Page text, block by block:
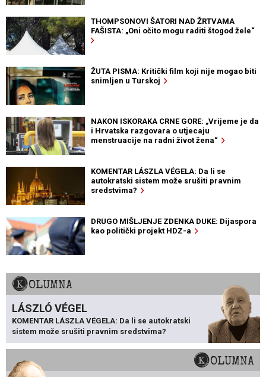
THOMPSONOVI ŠATORI NAD ŽRTVAMA
FAŠISTA: „Oni očito mogu raditi štogod žele“
ŽUTA PISMA: Kritički film koji nije mogao biti
snimljen u Turskoj
NAKON ISKORAKA CRNE GORE: „Vrijeme je da
i Hrvatska razgovara o utjecaju
menstruacije na radni život žena“
KOMENTAR LÁSZLA VÉGELA: Da li se
autokratski sistem može srušiti pravnim
sredstvima?
DRUGO MIŠLJENJE ZDENKA DUKE: Dijaspora
kao politički projekt HDZ-a
KOLUMNA
LÁSZLÓ VÉGEL
KOMENTAR LÁSZLA VÉGELA: Da li se autokratski
sistem može srušiti pravnim sredstvima?
KOLUMNA